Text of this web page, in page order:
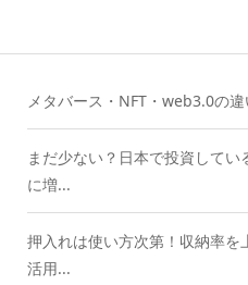
メタバース・NFT・web3.0の
まだ少ない？日本で投資して
に増...
押入れは使い方次第！収納率を
活用...